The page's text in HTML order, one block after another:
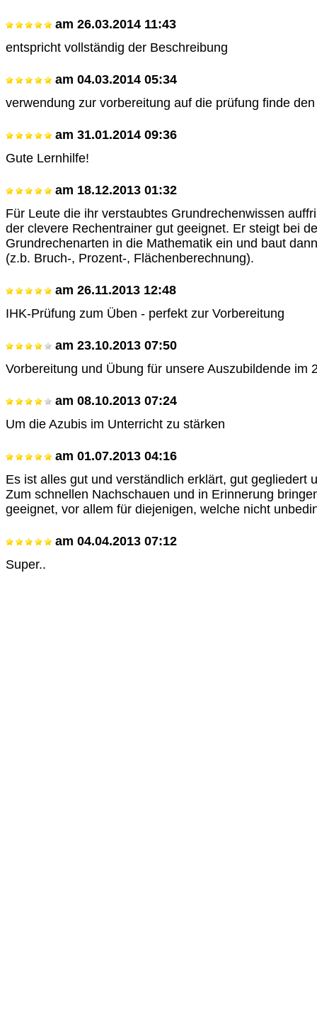
am 26.03.2014 11:43
entspricht vollständig der Beschreibung
am 04.03.2014 05:34
verwendung zur vorbereitung auf die prüfung finde
am 31.01.2014 09:36
Gute Lernhilfe!
am 18.12.2013 01:32
Für Leute die ihr verstaubtes Grundrechenwissen
der clevere Rechentrainer gut geeignet. Er steigt bei
Grundrechenarten in die Mathematik ein und baut
(z.b. Bruch-, Prozent-, Flächenberechnung).
am 26.11.2013 12:48
IHK-Prüfung zum Üben - perfekt zur Vorbereitung
am 23.10.2013 07:50
Vorbereitung und Übung für unsere Auszubildende im
am 08.10.2013 07:24
Um die Azubis im Unterricht zu stärken
am 01.07.2013 04:16
Es ist alles gut und verständlich erklärt, gut gegliedert
Zum schnellen Nachschauen und in Erinnerung
geeignet, vor allem für diejenigen, welche nicht
am 04.04.2013 07:12
Super..